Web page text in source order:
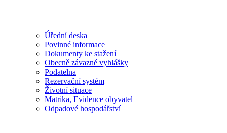
Úřední deska
Povinné informace
Dokumenty ke stažení
Obecně závazné vyhlášky
Podatelna
Rezervační systém
Životní situace
Matrika, Evidence obyvatel
Odpadové hospodářství